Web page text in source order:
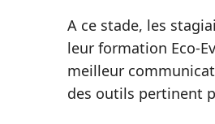
A ce stade, les
leur formation Eco-
meilleur
des outils pertinent